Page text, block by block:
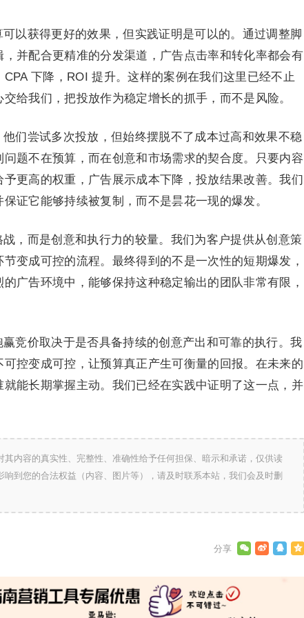
以获得更好的效果，但实践证明是可以的。通过调整脚
并配合更精准的分发渠道，广告点击率和转化率都会有
下降，ROI 提升。这样的案例在我们这里已经不止
给我们，把投放作为稳定增长的抓手，而不是风险。
们尝试多次投放，但始终摆脱不了成本过高和效果不稳
题不在预算，而在创意和市场需求的契合度。只要内容
更高的权重，广告展示成本下降，投放结果改善。我们
证它能够持续被复制，而不是昙花一现的爆发。
，而是创意和执行力的较量。我们为客户提供从创意策
变成可控的流程。最终得到的不是一次性的短期爆发，
广告环境中，能够保持这种稳定输出的团队非常有限，
竞价取决于是否具备持续的创意产出和可靠的执行。我
控变成可控，让预算真正产生可衡量的回报。在未来的
能长期掌握主动。我们已经在实践中证明了这一点，并
内容的真实性、完整性、准确性给予任何担保、暗示和承诺，仅供读
到您的合法权益（内容、图片等），请及时联系本站，我们会及时删